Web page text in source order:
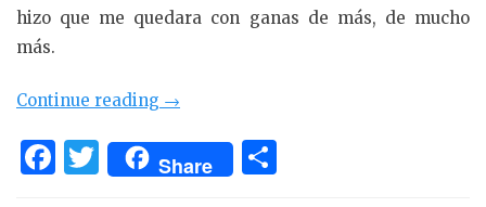
hizo que me quedara con ganas de más, de mucho
más.
Continue reading «Los
¿Qué
→
F
T
w
Share